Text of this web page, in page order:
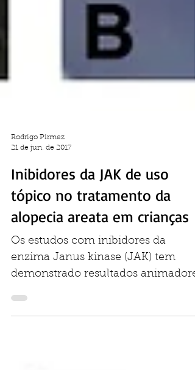
21 de jun. de 2017
Inibidores da JAK de uso
tópico no tratamento da
alopecia areata em crianças
Os estudos com inibidores da
enzima Janus kinase (JAK) tem
demonstrado resultados